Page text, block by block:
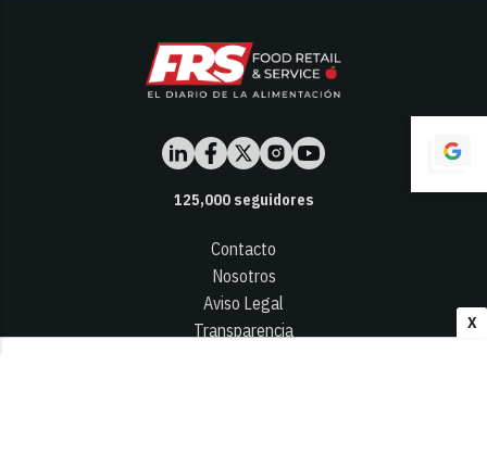
X
125,000seguidores
Contacto
Nosotros
Aviso Legal
Transparencia